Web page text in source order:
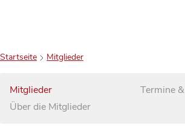
Startseite Mitglieder
Mitglieder
Über die Mitglieder
Termine